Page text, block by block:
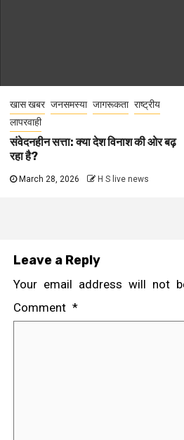
खास खबर जनसमस्या जागरूकता राष्ट्रीय
लापरवाही
संवेदनहीन सत्ता: क्या देश विनाश की ओर बढ़
रहा है?
March 28, 2026 H S live news
Leave a Reply
Your email address will not
Comment *